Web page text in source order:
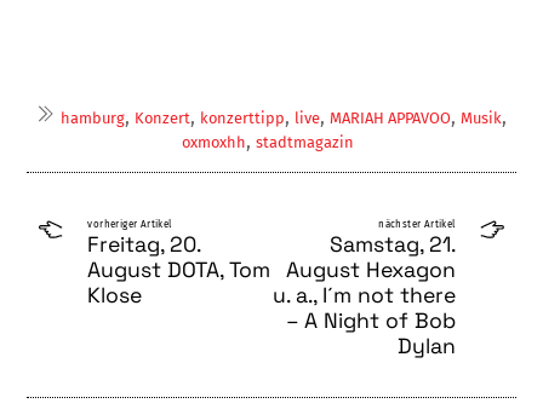
hamburg, Konzert, konzerttipp, live, MARIAH APPAVOO, Musik,
oxmoxhh, stadtmagazin
vorheriger Artikel
Freitag, 20.
August DOTA, Tom
Klose
nächster Artikel
Samstag, 21.
August Hexagon
u. a., I´m not there
– A Night of Bob
Dylan